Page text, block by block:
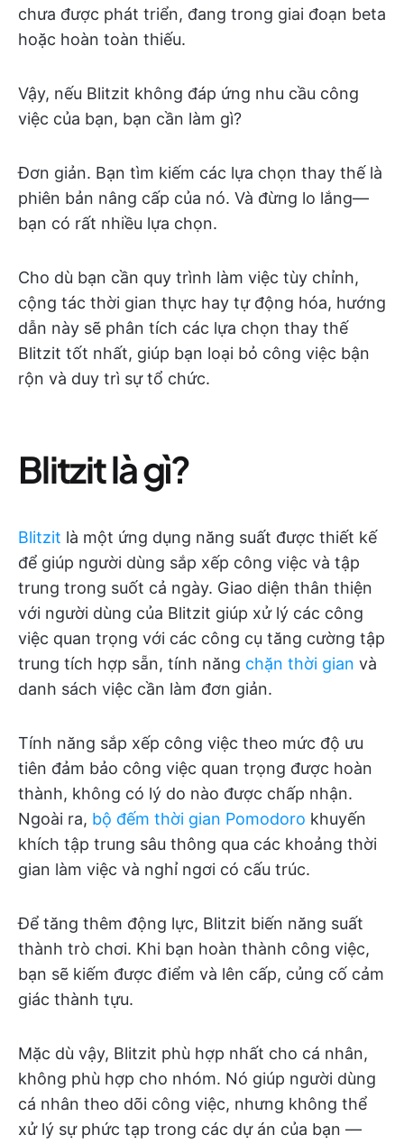
chưa được phát triển, đang trong giai đoạn beta
hoặc hoàn toàn thiếu.
Vậy, nếu Blitzit không đáp ứng nhu cầu công
việc của bạn, bạn cần làm gì?
Đơn giản. Bạn tìm kiếm các lựa chọn thay thế là
phiên bản nâng cấp của nó. Và đừng lo lắng—
bạn có rất nhiều lựa chọn.
Cho dù bạn cần quy trình làm việc tùy chỉnh,
cộng tác thời gian thực hay tự động hóa, hướng
dẫn này sẽ phân tích các lựa chọn thay thế
Blitzit tốt nhất, giúp bạn loại bỏ công việc bận
rộn và duy trì sự tổ chức.
Blitzit là gì?
Blitzit là một ứng dụng năng suất được thiết kế
để giúp người dùng sắp xếp công việc và tập
trung trong suốt cả ngày. Giao diện thân thiện
với người dùng của Blitzit giúp xử lý các công
việc quan trọng với các công cụ tăng cường tập
trung tích hợp sẵn, tính năng chặn thời gian và
danh sách việc cần làm đơn giản.
Tính năng sắp xếp công việc theo mức độ ưu
tiên đảm bảo công việc quan trọng được hoàn
thành, không có lý do nào được chấp nhận.
Ngoài ra, bộ đếm thời gian Pomodoro khuyến
khích tập trung sâu thông qua các khoảng thời
gian làm việc và nghỉ ngơi có cấu trúc.
Để tăng thêm động lực, Blitzit biến năng suất
thành trò chơi. Khi bạn hoàn thành công việc,
bạn sẽ kiếm được điểm và lên cấp, củng cố cảm
giác thành tựu.
Mặc dù vậy, Blitzit phù hợp nhất cho cá nhân,
không phù hợp cho nhóm. Nó giúp người dùng
cá nhân theo dõi công việc, nhưng không thể
xử lý sự phức tạp trong các dự án của bạn —